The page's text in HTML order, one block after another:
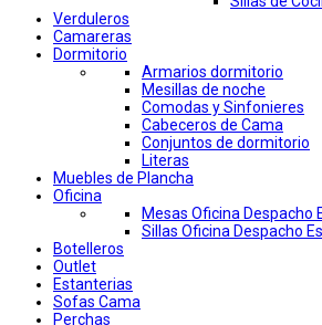
Verduleros
Camareras
Dormitorio
Armarios dormitorio
Mesillas de noche
Comodas y Sinfonieres
Cabeceros de Cama
Conjuntos de dormitorio
Literas
Muebles de Plancha
Oficina
Mesas Oficina Despacho
Sillas Oficina Despacho
Botelleros
Outlet
Estanterias
Sofas Cama
Perchas